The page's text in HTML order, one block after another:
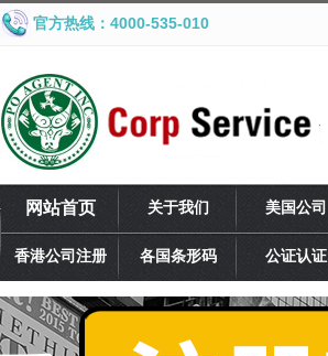
官方热线：4000-535-010
网站首页 关于我们 美国公司
香港公司注册 各国条形码 公证认证